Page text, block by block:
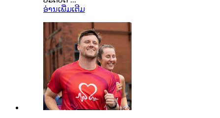
ອ່ານເພີ່ມເຕີມ